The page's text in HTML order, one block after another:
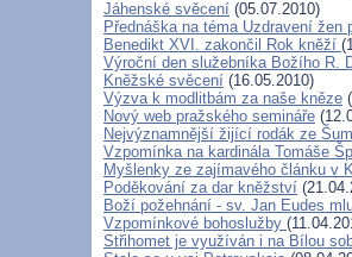
Jáhenské svěcení (05.07.2010)
Přednáška na téma Uzdravení žen
Benedikt XVI. zakončil Rok kněží
Výroční den služebníka Božího R.
Kněžské svěcení (16.05.2010)
Výzva k modlitbám za naše kněze
Nový web pražského semináře
Nejvýznamnější žijící rodák ze
Vzpomínka na kardinála Tomáše
Myšlenky ze zajímavého článku v
Poděkování za dar kněžství
Boží požehnání - sv. Jan Eudes
Vzpomínkové bohoslužby
Střihomet je využíván i na Bílou